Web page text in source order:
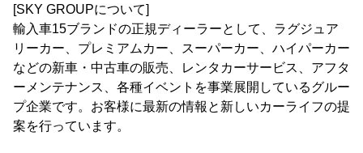
[SKY GROUPについて]
輸入車15ブランドの正規ディーラーとして、ラグジュア
リーカー、プレミアムカー、スーパーカー、ハイパーカー
などの新車・中古車の販売、レンタカーサービス、アフタ
ーメンテナンス、各種イベントを事業展開しているグルー
プ企業です。お客様に最新の情報と新しいカーライフの提
案を行っています。